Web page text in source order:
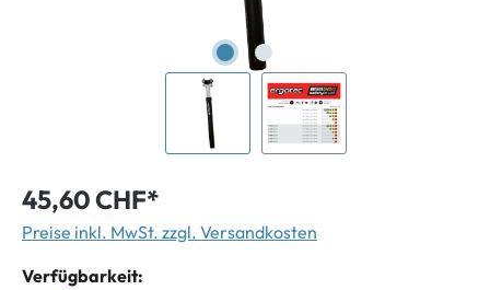
45,60 CHF*
Preise inkl. MwSt. zzgl. Versandkosten
Verfügbarkeit: